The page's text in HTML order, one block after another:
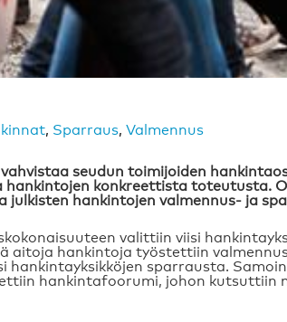
, Sparraus, Valmennus
seudun toimijoiden
hankintojen konkreettista toteutusta.
julkisten hankintojen valmennus- ja
valittiin viisi
aitoja hankintoja työstettiin
hankintayksikköjen sparrausta.
hankintafoorumi, johon kutsuttiin